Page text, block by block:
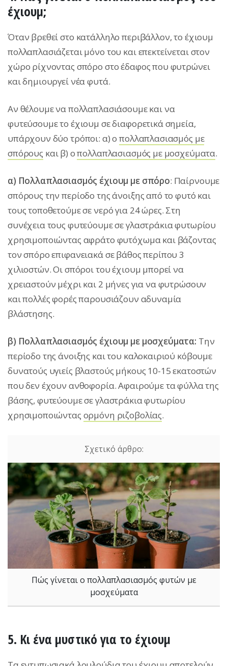
έχιουμ;
Όταν βρεθεί στο κατάλληλο περιβάλλον, το έχιουμ
πολλαπλασιάζεται μόνο του και επεκτείνεται στον
χώρο ρίχνοντας σπόρο στο έδαφος που φυτρώνει
και δημιουργεί νέα φυτά.
Αν θέλουμε να πολλαπλασιάσουμε και να
φυτεύσουμε το έχιουμ σε διαφορετικά σημεία,
υπάρχουν δύο τρόποι: α) οπολλαπλασιασμός με
σπόρους και β) οπολλαπλασιασμός με μοσχεύματα.
α) Πολλαπλασιασμός έχιουμ με σπόρο: Παίρνουμε
σπόρους την περίοδο της άνοιξης από το φυτό και
τους τοποθετούμε σε νερό για 24 ώρες. Στη
συνέχεια τους φυτεύουμε σε γλαστράκια φυτωρίου
χρησιμοποιώντας αφράτο φυτόχωμα και βάζοντας
τον σπόρο επιφανειακά σε βάθος περίπου 3
χιλιοστών. Οι σπόροι του έχιουμ μπορεί να
χρειαστούν μέχρι και 2 μήνες για να φυτρώσουν
και πολλές φορές παρουσιάζουν αδυναμία
βλάστησης.
β) Πολλαπλασιασμός έχιουμ με μοσχεύματα: Την
περίοδο της άνοιξης και του καλοκαιριού κόβουμε
δυνατούς υγιείς βλαστούς μήκους 10-15 εκατοστών
που δεν έχουν ανθοφορία. Αφαιρούμε τα φύλλα της
βάσης, φυτεύουμε σε γλαστράκια φυτωρίου
χρησιμοποιώντας ορμόνη ριζοβολίας.
Πώς γίνεται ο πολλαπλασιασμός φυτών με
μοσχεύματα
5. Κι ένα μυστικό για το έχιουμ